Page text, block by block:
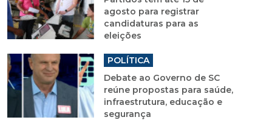
agosto para registrar
candidaturas para as
eleições
POLÍTICA
Debate ao Governo de SC
reúne propostas para saúde,
infraestrutura, educação e
segurança